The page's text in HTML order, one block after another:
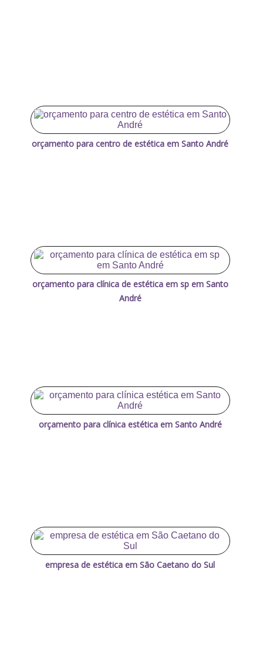
orçamento para centro de estética em Santo André
orçamento para clínica de estética em sp em Santo
André
orçamento para clínica estética em Santo André
empresa de estética em São Caetano do Sul